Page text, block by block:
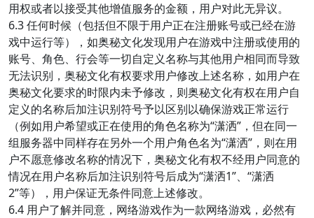
用权或者以接受其他增值服务的金额，用户对此无异议。
6.3 任何时候（包括但不限于用户正在注册账号或已经在游
戏中运行等），如奥秘文化发现用户在游戏中注册或使用的
账号、角色、行会等一切自定义名称与其他用户相同而导致
无法识别，奥秘文化有权要求用户修改上述名称，如用户在
奥秘文化要求的时限内未予修改，则奥秘文化有权在用户自
定义的名称后加注识别符号予以区别以确保游戏正常运行
（例如用户希望或正在使用的角色名称为“潇洒”，但在同一
组服务器中同样存在另外一个用户角色名为“潇洒”，则在用
户不愿意修改名称的情况下，奥秘文化有权不经用户同意的
情况在用户名称后加注识别符号后成为“潇洒1”、“潇洒
2”等），用户保证无条件同意上述修改。
6.4 用户了解并同意，网络游戏作为一款网络游戏，必然有